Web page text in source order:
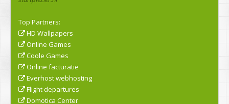
Top Partners:
HD Wallpapers
Online Games
Coole Games
Online facturatie
Everhost webhosting
Flight departures
Domotica Center